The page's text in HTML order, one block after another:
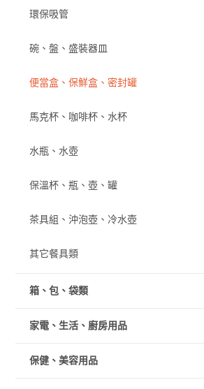
環保吸管
碗、盤、盛裝器皿
便當盒、保鮮盒、密封罐
馬克杯、咖啡杯、水杯
水瓶、水壺
保溫杯、瓶、壺、罐
茶具組、沖泡壺、冷水壺
其它餐具類
箱、包、袋類
家電、生活、廚房用品
保健、美容用品